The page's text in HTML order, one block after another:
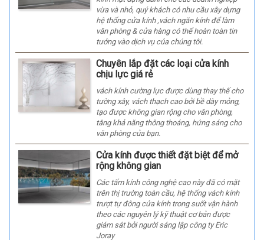
vừa và nhỏ, quý khách có nhu cầu xây dựng
hệ thống cửa kính ,vách ngăn kính để làm
văn phòng & cửa hàng có thể hoàn toàn tin
tưởng vào dịch vụ của chúng tôi.
Chuyên lắp đặt các loại cửa kính
chịu lực giá rẻ
vách kính cường lực được dùng thay thế cho
tường xây, vách thạch cao bởi bề dày mỏng,
tạo được không gian rộng cho văn phòng,
tăng khả năng thông thoáng, hứng sáng cho
văn phòng của bạn.
Cửa kính được thiết đặt biệt để mở
rộng không gian
Các tấm kính công nghệ cao này đã có mặt
trên thị trường toàn cầu, hệ thống vách kính
trượt tự đông cửa kính trong suốt vận hành
theo các nguyên lý kỹ thuật cơ bản được
giám sát bởi người sáng lập công ty Eric
Joray